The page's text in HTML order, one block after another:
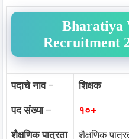
Bharatiya
Recruitment
पदाचे नाव– शिक्षक
पद संख्या– १०+
शैक्षणिक पात्रता
शैक्षणिक